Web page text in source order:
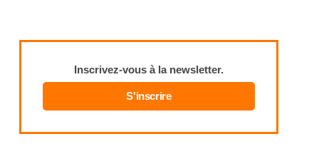
Inscrivez-vous à la newsletter.
S'inscrire